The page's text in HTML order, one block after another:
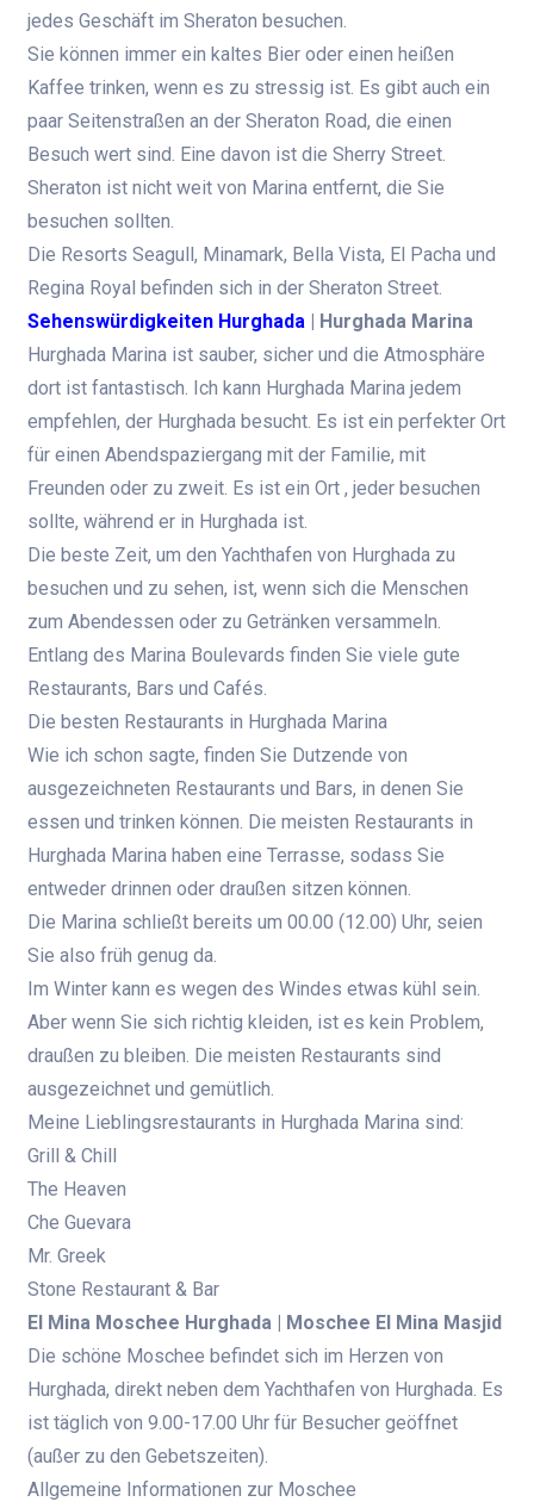
jedes Geschäft im Sheraton besuchen.
Sie können immer ein kaltes Bier oder einen heißen
Kaffee trinken, wenn es zu stressig ist. Es gibt auch ein
paar Seitenstraßen an der Sheraton Road, die einen
Besuch wert sind. Eine davon ist die Sherry Street.
Sheraton ist nicht weit von Marina entfernt, die Sie
besuchen sollten.
Die Resorts Seagull, Minamark, Bella Vista, El Pacha und
Regina Royal befinden sich in der Sheraton Street.
Sehenswürdigkeiten Hurghada | Hurghada Marina
Hurghada Marina ist sauber, sicher und die Atmosphäre
dort ist fantastisch. Ich kann Hurghada Marina jedem
empfehlen, der Hurghada besucht. Es ist ein perfekter Ort
für einen Abendspaziergang mit der Familie, mit
Freunden oder zu zweit. Es ist ein Ort , jeder besuchen
sollte, während er in Hurghada ist.
Die beste Zeit, um den Yachthafen von Hurghada zu
besuchen und zu sehen, ist, wenn sich die Menschen
zum Abendessen oder zu Getränken versammeln.
Entlang des Marina Boulevards finden Sie viele gute
Restaurants, Bars und Cafés.
Die besten Restaurants in Hurghada Marina
Wie ich schon sagte, finden Sie Dutzende von
ausgezeichneten Restaurants und Bars, in denen Sie
essen und trinken können. Die meisten Restaurants in
Hurghada Marina haben eine Terrasse, sodass Sie
entweder drinnen oder draußen sitzen können.
Die Marina schließt bereits um 00.00 (12.00) Uhr, seien
Sie also früh genug da.
Im Winter kann es wegen des Windes etwas kühl sein.
Aber wenn Sie sich richtig kleiden, ist es kein Problem,
draußen zu bleiben. Die meisten Restaurants sind
ausgezeichnet und gemütlich.
Meine Lieblingsrestaurants in Hurghada Marina sind:
Grill & Chill
The Heaven
Che Guevara
Mr. Greek
Stone Restaurant & Bar
El Mina Moschee Hurghada | Moschee El Mina Masjid
Die schöne Moschee befindet sich im Herzen von
Hurghada, direkt neben dem Yachthafen von Hurghada. Es
ist täglich von 9.00-17.00 Uhr für Besucher geöffnet
(außer zu den Gebetszeiten).
Allgemeine Informationen zur Moschee